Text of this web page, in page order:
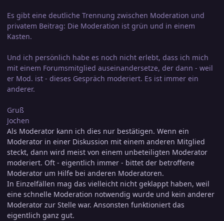
Es gibt eine deutliche Trennung zwischen Moderation und
privatem Beitrag: Die Moderation ist grün und in einem
Kasten.
Und ich persönlich habe es noch nicht erlebt, dass ich mich
mit einem Forumsmitglied auseinandersetze, der dann - weil
er Mod. ist - dieses Gespräch moderiert. Es ist immer ein
anderer.
Gruß
Jochen
Als Moderator kann ich dies nur bestätigen. Wenn ein
Moderator in einer Diskussion mit einem anderen Mitglied
steckt, dann wird meist von einem unbeteiligten Moderator
moderiert. Oft - eigentlich immer - bittet der betroffene
Moderator um Hilfe bei anderen Moderatoren.
In Einzelfällen mag das vielleicht nicht geklappt haben, weil
eine schnelle Moderation notwendig wurde und kein anderer
Moderator zur Stelle war. Ansonsten funktioniert das
eigentlich ganz gut.